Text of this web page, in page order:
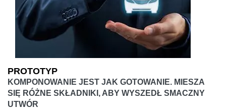
PROTOTYP
KOMPONOWANIE JEST JAK GOTOWANIE. MIESZA
SIĘ RÓŻNE SKŁADNIKI, ABY WYSZEDŁ SMACZNY
UTWÓR